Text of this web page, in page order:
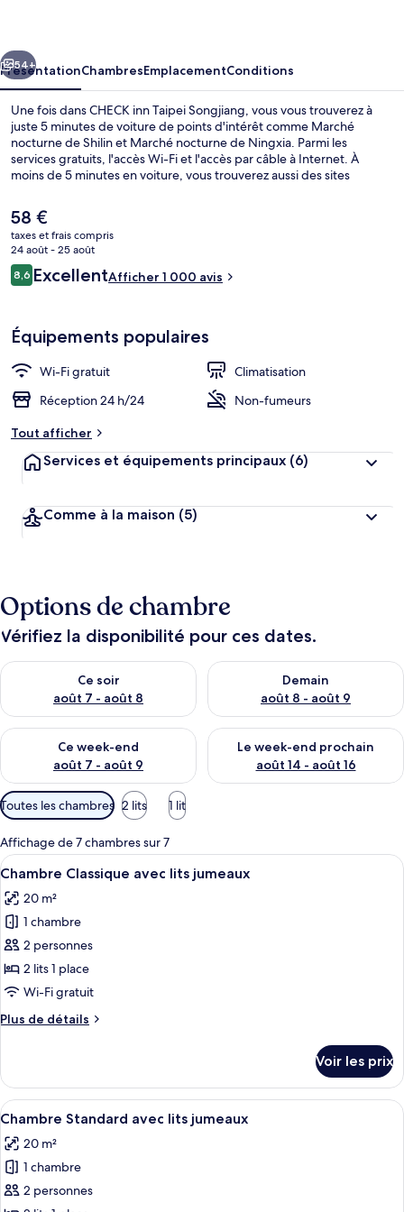
Suivant
54+
PrésentationChambresEmplacementConditions
Une fois dans CHECK inn Taipei Songjiang, vous vous trouverez à
juste 5 minutes de voiture de points d'intérêt comme Marché
nocturne de Shilin et Marché nocturne de Ningxia. Parmi les
services gratuits, l'accès Wi-Fi et l'accès par câble à Internet. À
moins de 5 minutes en voiture, vous trouverez aussi des sites
personnel attentionné et la présentation générale remportent un vif
succès auprès des autres voyageurs. Quelques minutes de marche
seulement séparent l'hébergement des transports publics : Station
Temple de Xingtian est accessible en quelques foulées et Station
Songjiang Nanjing se situe à 9 min à pied.
Le
prix
actuel
est
de
58 €
taxes et frais compris
24 août - 25 août
Avis
voyageurs
8,68,6 sur 10
ExcellentAfficher 1 000 avis
Équipements populaires
Wi-Fi gratuit
Climatisation
Réception 24 h/24
Non-fumeurs
Tout afficher
Services et équipements principaux (6)
Comme à la maison (5)
Options de chambre
Vérifiez la disponibilité pour ces dates.
Ce soir
août 7 - août 8
Vérifier la disponibilité pour ce soir août 7 - août 8
Demain
août 8 - août 9
Vérifier la disponibilité pour
Ce week-end
août 7 - août 9
Vérifier la disponibilité pour ce week-end août 7 - août 9
Le week-end prochain
août 14 - août 16
Vérifier la disponibilité pour
Filtres
disponibles
pour
les
chambres
Toutes les chambres 2 lits 1 lit
Affichage de 7 chambres sur 7
Afficher
toutes
les
photos
pour
ce
type
chambre :
avec
lits
jumeaux
Une chambre d’hôtel moderne
13
Chambre Classique avec lits jumeaux
20 m²
1 chambre
2 personnes
2 lits 1 place
Wi-Fi gratuit
Plus de détails
Plus
le
type
de
Chambre
Classique
avec
lits
Voir les prix
Afficher
toutes
les
photos
pour
Une chambre d’hôtel avec un lit,
6
Chambre Standard avec lits jumeaux
20 m²
1 chambre
2 personnes